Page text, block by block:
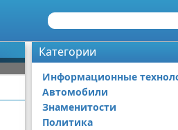
Категории
Информационные
Автомобили
Знаменитости
Политика